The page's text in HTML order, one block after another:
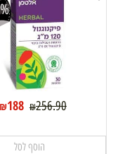
₪256.90
₪188
הוסף לסל